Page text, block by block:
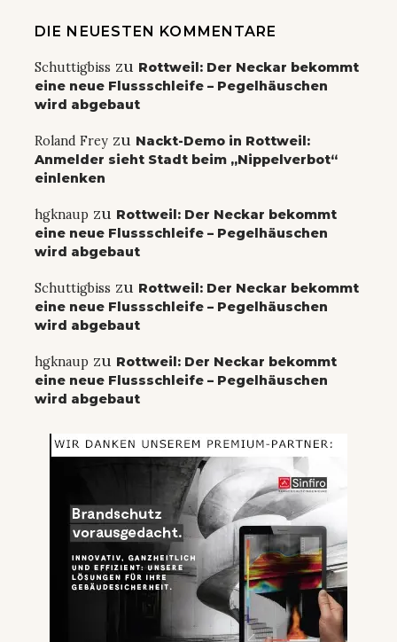
DIE NEUESTEN KOMMENTARE
Schuttigbiss zu Rottweil: Der Neckar bekommt
eine neue Flussschleife – Pegelhäuschen
wird abgebaut
Roland Frey zu Nackt-Demo in Rottweil:
Anmelder sieht Stadt beim „Nippelverbot“
einlenken
hgknaup zu Rottweil: Der Neckar bekommt
eine neue Flussschleife – Pegelhäuschen
wird abgebaut
Schuttigbiss zu Rottweil: Der Neckar bekommt
eine neue Flussschleife – Pegelhäuschen
wird abgebaut
hgknaup zu Rottweil: Der Neckar bekommt
eine neue Flussschleife – Pegelhäuschen
wird abgebaut